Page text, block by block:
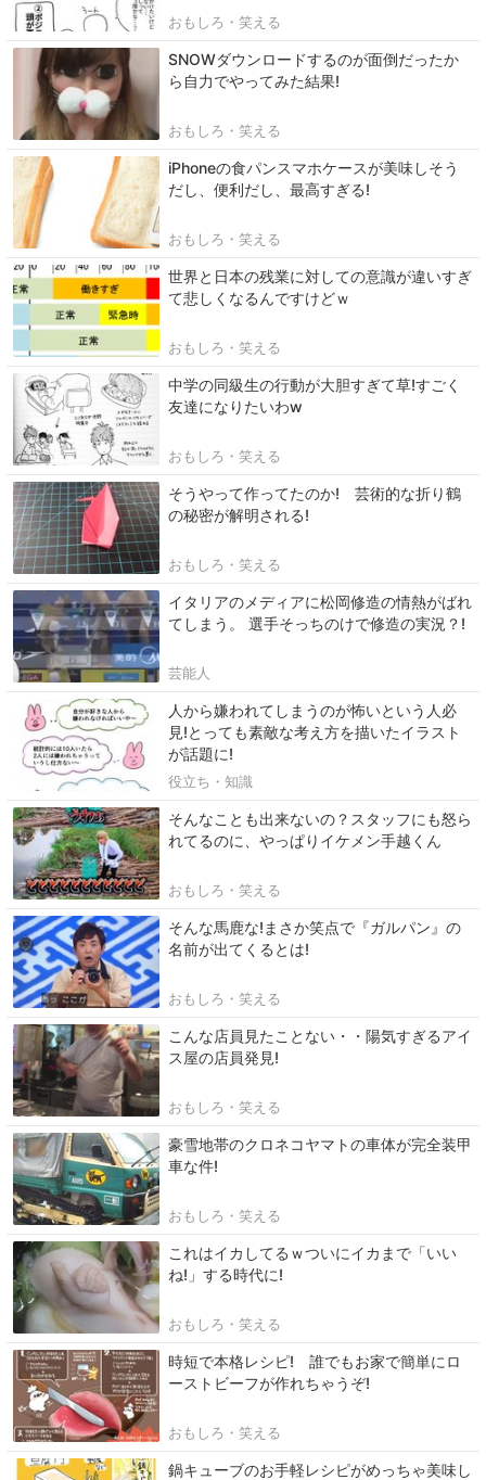
おもしろ・笑える
SNOWダウンロードするのが面倒だったか
ら自力でやってみた結果!
おもしろ・笑える
iPhoneの食パンスマホケースが美味しそう
だし、便利だし、最高すぎる!
おもしろ・笑える
世界と日本の残業に対しての意識が違いすぎ
て悲しくなるんですけどｗ
おもしろ・笑える
中学の同級生の行動が大胆すぎて草!すごく
友達になりたいわw
おもしろ・笑える
そうやって作ってたのか! 芸術的な折り鶴
の秘密が解明される!
おもしろ・笑える
イタリアのメディアに松岡修造の情熱がばれ
てしまう。 選手そっちのけで修造の実況？!
芸能人
人から嫌われてしまうのが怖いという人必
見!とっても素敵な考え方を描いたイラスト
が話題に!
役立ち・知識
そんなことも出来ないの？スタッフにも怒ら
れてるのに、やっぱりイケメン手越くん
おもしろ・笑える
そんな馬鹿な!まさか笑点で『ガルパン』の
名前が出てくるとは!
おもしろ・笑える
こんな店員見たことない・・陽気すぎるアイ
ス屋の店員発見!
おもしろ・笑える
豪雪地帯のクロネコヤマトの車体が完全装甲
車な件!
おもしろ・笑える
これはイカしてるｗついにイカまで「いい
ね!」する時代に!
おもしろ・笑える
時短で本格レシピ! 誰でもお家で簡単にロ
ーストビーフが作れちゃうぞ!
おもしろ・笑える
鍋キューブのお手軽レシピがめっちゃ美味し